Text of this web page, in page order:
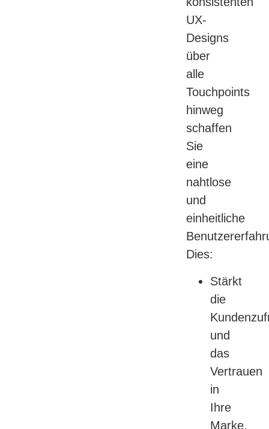
UX-
Designs
über
alle
Touchpoints
hinweg
schaffen
Sie
eine
nahtlose
und
einheitliche
Dies:
Stärkt
die
und
das
Vertrauen
in
Ihre
Marke.